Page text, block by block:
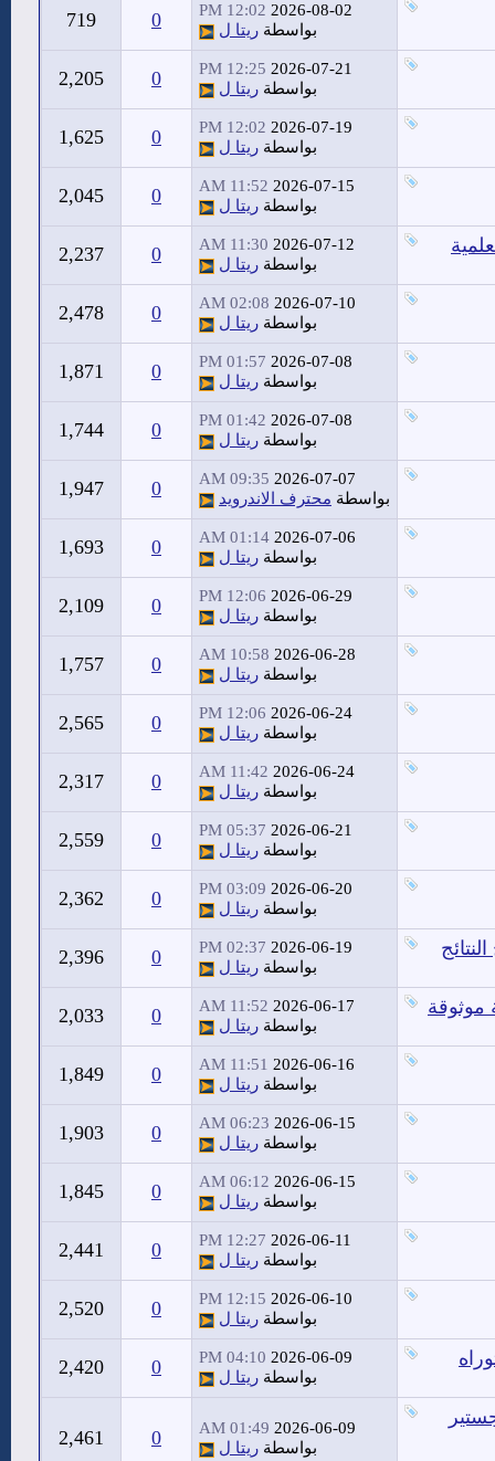
2026-08-02
12:02 PM
بواسطة ريتا ل 0
719
2026-07-21
12:25 PM
بواسطة ريتا ل 0
2,205
2026-07-19
12:02 PM
بواسطة ريتا ل 0
1,625
2026-07-15
11:52 AM
بواسطة ريتا ل 0
2,045
2026-07-12
11:30 AM
بواسطة ريتا ل 0
2,237
2026-07-10
02:08 AM
بواسطة ريتا ل 0
2,478
2026-07-08
01:57 PM
بواسطة ريتا ل 0
1,871
2026-07-08
01:42 PM
بواسطة ريتا ل 0
1,744
2026-07-07
09:35 AM
بواسطة محترف الاندرويد 0
1,947
2026-07-06
01:14 AM
بواسطة ريتا ل 0
1,693
2026-06-29
12:06 PM
بواسطة ريتا ل 0
2,109
2026-06-28
10:58 AM
بواسطة ريتا ل 0
1,757
2026-06-24
12:06 PM
بواسطة ريتا ل 0
2,565
2026-06-24
11:42 AM
بواسطة ريتا ل 0
2,317
2026-06-21
05:37 PM
بواسطة ريتا ل 0
2,559
2026-06-20
03:09 PM
بواسطة ريتا ل 0
2,362
2026-06-19
02:37 PM
بواسطة ريتا ل 0
2,396
موثوقة 2026-06-17
11:52 AM
بواسطة ريتا ل 0
2,033
2026-06-16
11:51 AM
بواسطة ريتا ل 0
1,849
2026-06-15
06:23 AM
بواسطة ريتا ل 0
1,903
2026-06-15
06:12 AM
بواسطة ريتا ل 0
1,845
2026-06-11
12:27 PM
بواسطة ريتا ل 0
2,441
2026-06-10
12:15 PM
بواسطة ريتا ل 0
2,520
2026-06-09
04:10 PM
بواسطة ريتا ل 0
2,420
2026-06-09
01:49 AM
بواسطة ريتا ل 0
2,461